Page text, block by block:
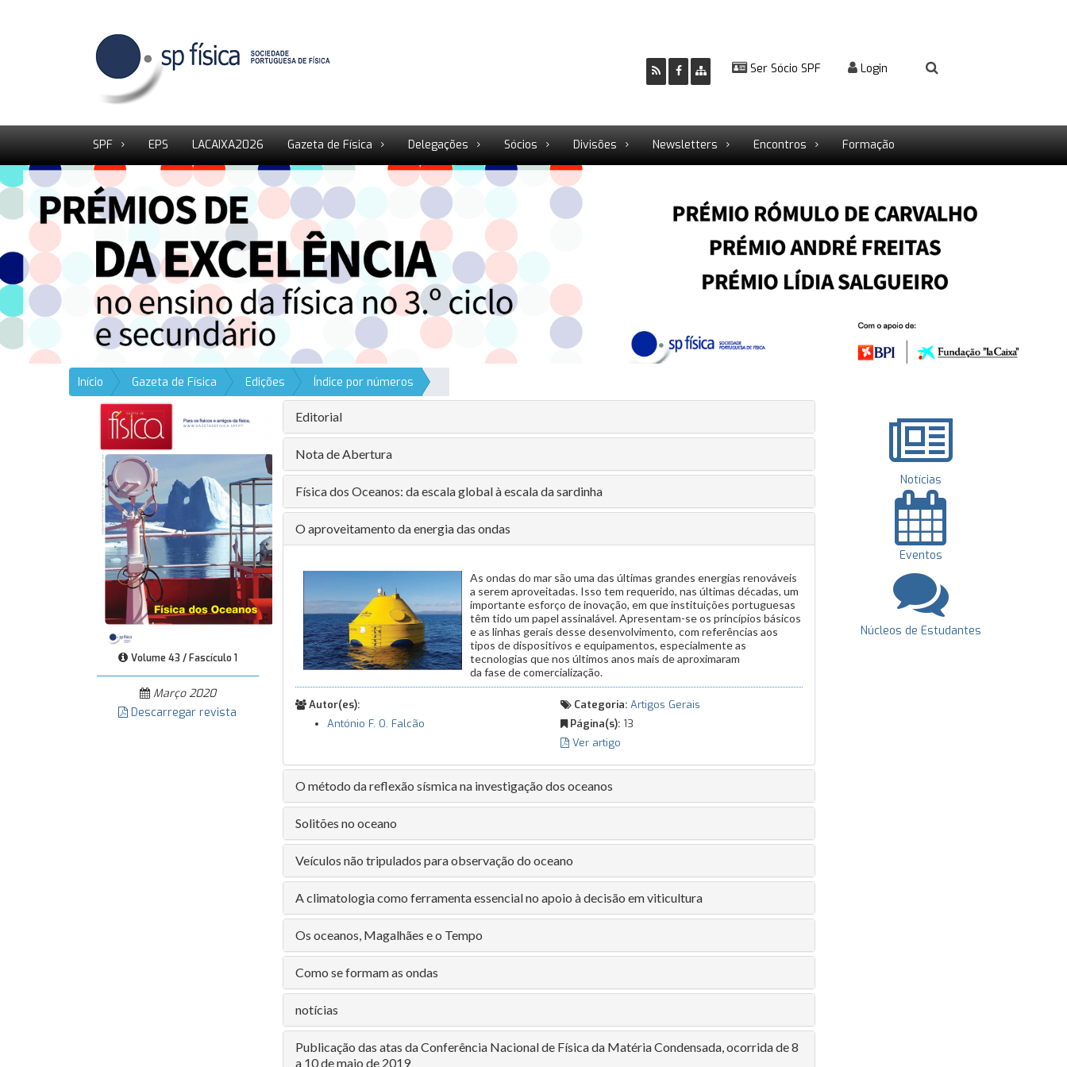
Ser Sócio SPF Login
SPF EPS LACAIXA2026 Gazeta de Física Delegações Sócios Divisões Newsletters Encontros Formação
Início Gazeta de Física Edições Índice por números
Volume 43 / Fascículo 1
Março 2020
Descarregar revista
Editorial
Nota de Abertura
Física dos Oceanos: da escala global à escala da sardinha
O aproveitamento da energia das ondas
As ondas do mar são uma das últimas grandes energias renováveis
a serem aproveitadas. Isso tem requerido, nas últimas décadas, um
importante esforço de inovação, em que instituições portuguesas
têm tido um papel assinalável. Apresentam-se os princípios básicos
e as linhas gerais desse desenvolvimento, com referências aos
tipos de dispositivos e equipamentos, especialmente as
tecnologias que nos últimos anos mais de aproximaram
da fase de comercialização.
Autor(es):
António F. O. Falcão
Categoria: Artigos Gerais
Página(s): 13
Ver artigo
O método da reflexão sísmica na investigação dos oceanos
Solitões no oceano
Veículos não tripulados para observação do oceano
A climatologia como ferramenta essencial no apoio à decisão em viticultura
Os oceanos, Magalhães e o Tempo
Como se formam as ondas
notícias
Publicação das atas da Conferência Nacional de Física da Matéria Condensada, ocorrida de 8
a 10 de maio de 2019
Notícias
Eventos
Núcleos de Estudantes